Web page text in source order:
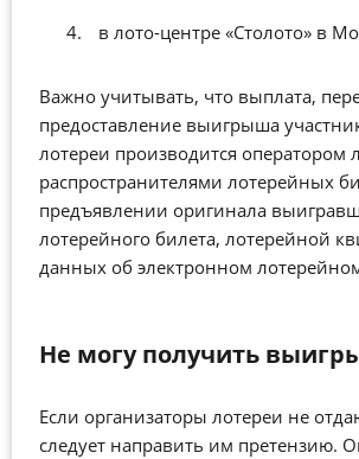
в лото-центре «Столото» в
Важно учитывать, что выплата,
предоставление выигрыша
лотереи производится оператором
распространителями лотерейных
предъявлении оригинала
лотерейного билета, лотерейной
данных об электронном
Не могу получить
Если организаторы лотереи не
следует направить им претензию.